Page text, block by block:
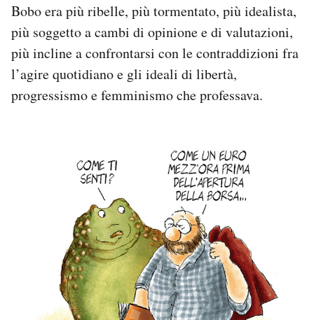
Bobo era più ribelle, più tormentato, più idealista,
più soggetto a cambi di opinione e di valutazioni,
più incline a confrontarsi con le contraddizioni fra
l’agire quotidiano e gli ideali di libertà,
progressismo e femminismo che professava.